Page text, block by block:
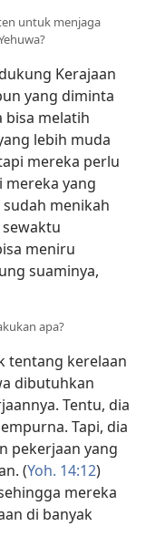
untuk menjaga
Kerajaan
yang diminta
bisa melatih
lebih muda
mereka perlu
yang
menikah
meniru
suaminya,
apa?
tentang kerelaan
dibutuhkan
Tentu, dia
Tapi, dia
pekerjaan yang
(Yoh. 14:12)
mereka
di banyak